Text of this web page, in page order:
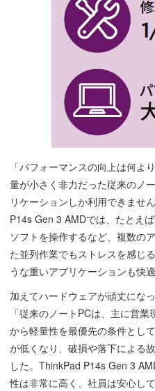
「パフォーマンスの向上は何よ
量が小さく非力だった従来のノ
リケーションしか利用できませ
P14s Gen 3 AMDでは、たとえ
ソフトを操作するなど、複数の
た並列作業でもストレスを感じ
うな重いアプリケーションも快
加えてハードウェアが頑丈にな
「従来のノートPCは、主に営
から軽量性を最優先の条件とし
が低くなり、破損や落下による
した。ThinkPad P14s Gen 3
性は非常に高く、社員は安心し